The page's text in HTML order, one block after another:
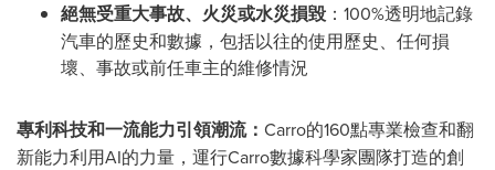
絕無受重大事故、火災或水災損毀 ：100%透明地記錄
汽車的歷史和數據，包括以往的使用歷史、任何損
壞、事故或前任車主的維修情況
專利科技和一流能力引領潮流： Carro的160點專業檢查和翻
新能力利用AI的力量，運行Carro數據科學家團隊打造的創